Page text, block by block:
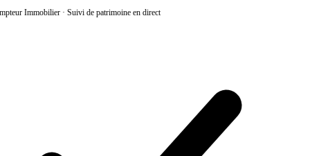
Immobilier·Suivi de patrimoine en direct